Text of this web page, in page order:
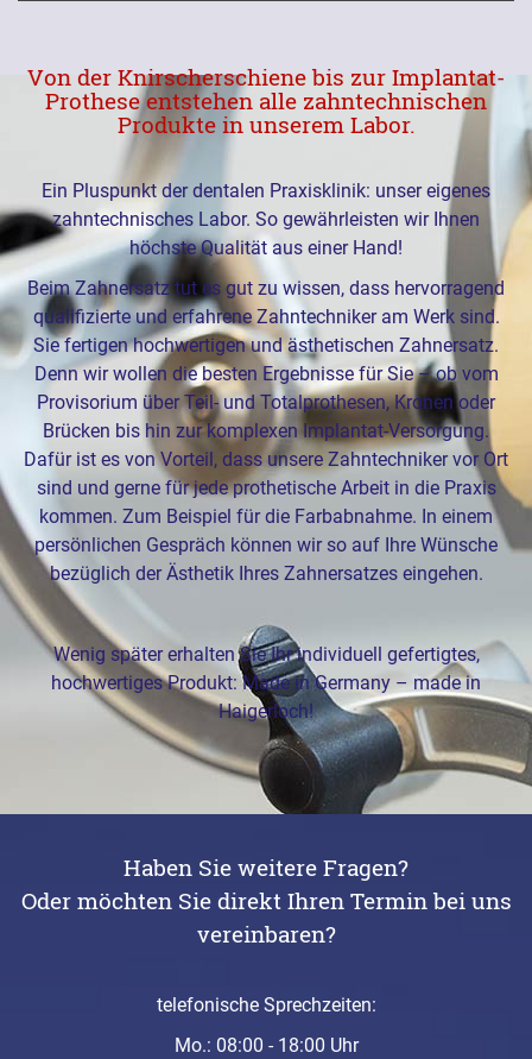
Von der Knirscherschiene bis zur Implantat-
Prothese entstehen alle zahntechnischen
Produkte in unserem Labor.
Ein Pluspunkt der dentalen Praxisklinik: unser eigenes
zahntechnisches Labor. So gewährleisten wir Ihnen
höchste Qualität aus einer Hand!
Beim Zahnersatz tut es gut zu wissen, dass hervorragend
qualifizierte und erfahrene Zahntechniker am Werk sind.
Sie fertigen hochwertigen und ästhetischen Zahnersatz.
Denn wir wollen die besten Ergebnisse für Sie – ob vom
Provisorium über Teil- und Totalprothesen, Kronen oder
Brücken bis hin zur komplexen Implantat-Versorgung.
Dafür ist es von Vorteil, dass unsere Zahntechniker vor Ort
sind und gerne für jede prothetische Arbeit in die Praxis
kommen. Zum Beispiel für die Farbabnahme. In einem
persönlichen Gespräch können wir so auf Ihre Wünsche
bezüglich der Ästhetik Ihres Zahnersatzes eingehen.
Wenig später erhalten Sie Ihr individuell gefertigtes,
hochwertiges Produkt: Made in Germany – made in
Haigerloch!
Haben Sie weitere Fragen?
Oder möchten Sie direkt Ihren Termin bei uns
vereinbaren?
telefonische Sprechzeiten:
Mo.: 08:00 - 18:00 Uhr